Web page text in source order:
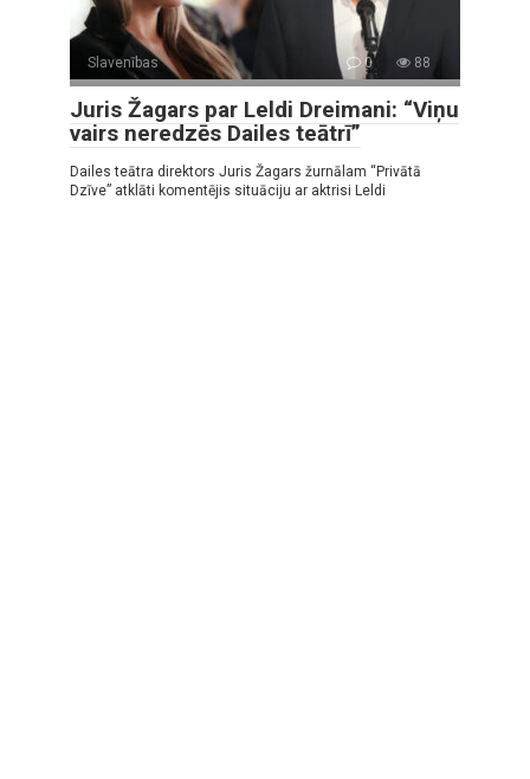
Slavenības 0 88
Juris Žagars par Leldi Dreimani: “Viņu
vairs neredzēs Dailes teātrī”
Dailes teātra direktors Juris Žagars žurnālam “Privātā
Dzīve” atklāti komentējis situāciju ar aktrisi Leldi